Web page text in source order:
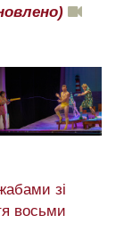
зі
восьми